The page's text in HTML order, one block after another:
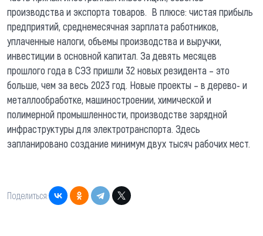
производства и экспорта товаров. В плюсе: чистая прибыль
предприятий, среднемесячная зарплата работников,
уплаченные налоги, объемы производства и выручки,
инвестиции в основной капитал. За девять месяцев
прошлого года в СЭЗ пришли 32 новых резидента – это
больше, чем за весь 2023 год. Новые проекты – в дерево- и
металлообработке, машиностроении, химической и
полимерной промышленности, производстве зарядной
инфраструктуры для электротранспорта. Здесь
запланировано создание минимум двух тысяч рабочих мест.
Поделиться: